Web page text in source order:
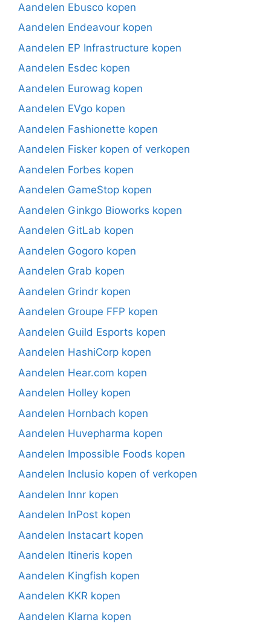
Aandelen Ebusco kopen
Aandelen Endeavour kopen
Aandelen EP Infrastructure kopen
Aandelen Esdec kopen
Aandelen Eurowag kopen
Aandelen EVgo kopen
Aandelen Fashionette kopen
Aandelen Fisker kopen of verkopen
Aandelen Forbes kopen
Aandelen GameStop kopen
Aandelen Ginkgo Bioworks kopen
Aandelen GitLab kopen
Aandelen Gogoro kopen
Aandelen Grab kopen
Aandelen Grindr kopen
Aandelen Groupe FFP kopen
Aandelen Guild Esports kopen
Aandelen HashiCorp kopen
Aandelen Hear.com kopen
Aandelen Holley kopen
Aandelen Hornbach kopen
Aandelen Huvepharma kopen
Aandelen Impossible Foods kopen
Aandelen Inclusio kopen of verkopen
Aandelen Innr kopen
Aandelen InPost kopen
Aandelen Instacart kopen
Aandelen Itineris kopen
Aandelen Kingfish kopen
Aandelen KKR kopen
Aandelen Klarna kopen